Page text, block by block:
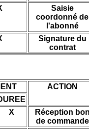
Saisie
coordonné de
l'abonné
Signature du
contrat
ACTION
X
Réception
de commande